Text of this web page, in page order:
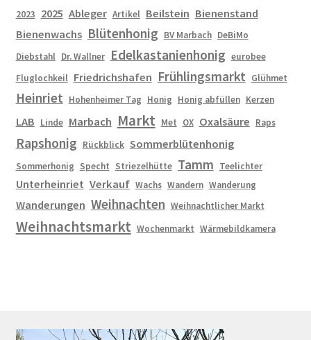
2023 2025 Ableger Artikel Beilstein Bienenstand
Bienenwachs Blütenhonig BV Marbach DeBiMo
Diebstahl Dr. Wallner Edelkastanienhonig eurobee
Fluglochkeil Friedrichshafen Frühlingsmarkt Glühmet
Heinriet Hohenheimer Tag Honig Honig abfüllen Kerzen
LAB Linde Marbach Markt Met OX Oxalsäure Raps
Rapshonig Rückblick Sommerblütenhonig
Sommerhonig Specht Striezelhütte Tamm Teelichter
Unterheinriet Verkauf Wachs Wandern Wanderung
Wanderungen Weihnachten Weihnachtlicher Markt
Weihnachtsmarkt Wochenmarkt Wärmebildkamera